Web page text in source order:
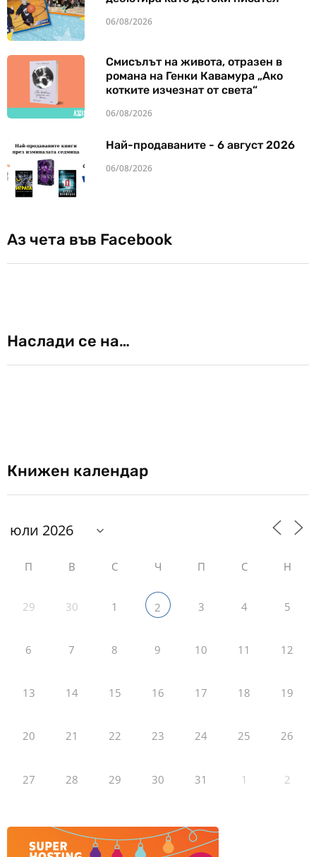
06/08/2026
Смисълът на живота, отразен в
романа на Генки Кавамура „Ако
котките изчезнат от света“
06/08/2026
Най-продаваните - 6 август 2026
06/08/2026
Аз чета във Facebook
Наслади се на…
Книжен календар
П В С Ч П С Н
29 30 1 2 3 4 5
6 7 8 9 10 11 12
13 14 15 16 17 18 19
20 21 22 23 24 25 26
27 28 29 30 31 1 2